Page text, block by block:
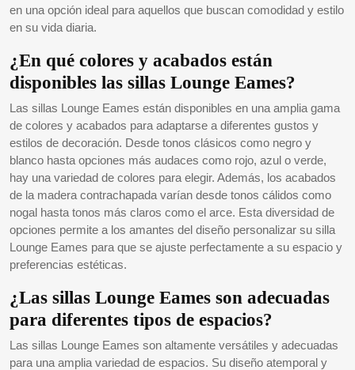
en una opción ideal para aquellos que buscan comodidad y estilo
en su vida diaria.
¿En qué colores y acabados están
disponibles las sillas Lounge Eames?
Las sillas Lounge Eames están disponibles en una amplia gama
de colores y acabados para adaptarse a diferentes gustos y
estilos de decoración. Desde tonos clásicos como negro y
blanco hasta opciones más audaces como rojo, azul o verde,
hay una variedad de colores para elegir. Además, los acabados
de la madera contrachapada varían desde tonos cálidos como
nogal hasta tonos más claros como el arce. Esta diversidad de
opciones permite a los amantes del diseño personalizar su silla
Lounge Eames para que se ajuste perfectamente a su espacio y
preferencias estéticas.
¿Las sillas Lounge Eames son adecuadas
para diferentes tipos de espacios?
Las sillas Lounge Eames son altamente versátiles y adecuadas
para una amplia variedad de espacios. Su diseño atemporal y